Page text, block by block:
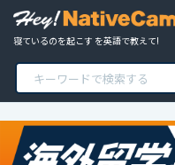
寝ているのを起こす を英語で教えて!